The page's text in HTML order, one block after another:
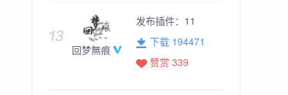
回梦無痕
发布插件： 11
下载 194471
赞赏 339